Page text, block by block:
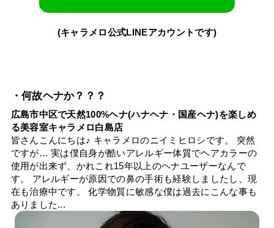
(キャラメロ公式LINEアカウントです)
・何故ヘナか？？？
広島市中区で天然100%ヘナ(ハナヘナ・国産ヘナ)を楽しめ
る美容室キャラメロ白島店
皆さんこんにちは♪ キャラメロのニイミヒロシです。 突然
ですが… 実は僕自身が酷いアレルギー体質でヘアカラーの
使用が出来ず、かれこれ15年以上のヘナユーザーなんで
す。 アレルギーが原因での鼻の手術も経験しましたし、現
在も治療中です。 化学物質に敏感な僕は過去にこんな事も
ありました...